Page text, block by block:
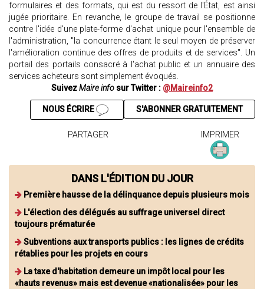
formulaires et des formats, qui est du ressort de l'État, est ainsi
jugée prioritaire. En revanche, le groupe de travail se positionne
contre l'idée d'une plate-forme d'achat unique pour l'ensemble de
l'administration, "la concurrence étant le seul moyen de préserver
l'amélioration continue des offres de produits et de services". Un
portail des portails consacré à l'achat public et un annuaire des
services acheteurs sont simplement évoqués.
SuivezMaire info sur Twitter : @Maireinfo2
S'ABONNER GRATUITEMENT
NOUS ÉCRIRE
PARTAGER IMPRIMER
DANS L'ÉDITION DU JOUR
Première hausse de la délinquance depuis plusieurs mois
L'élection des délégués au suffrage universel direct
toujours prématurée
Subventions aux transports publics : les lignes de crédits
rétablies pour les projets en cours
La taxe d'habitation demeure un impôt local pour les
«hauts revenus» mais est devenue «nationalisée» pour les